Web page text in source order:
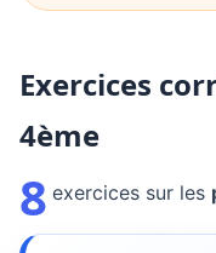
Exercices
4ème
8 exercices sur les